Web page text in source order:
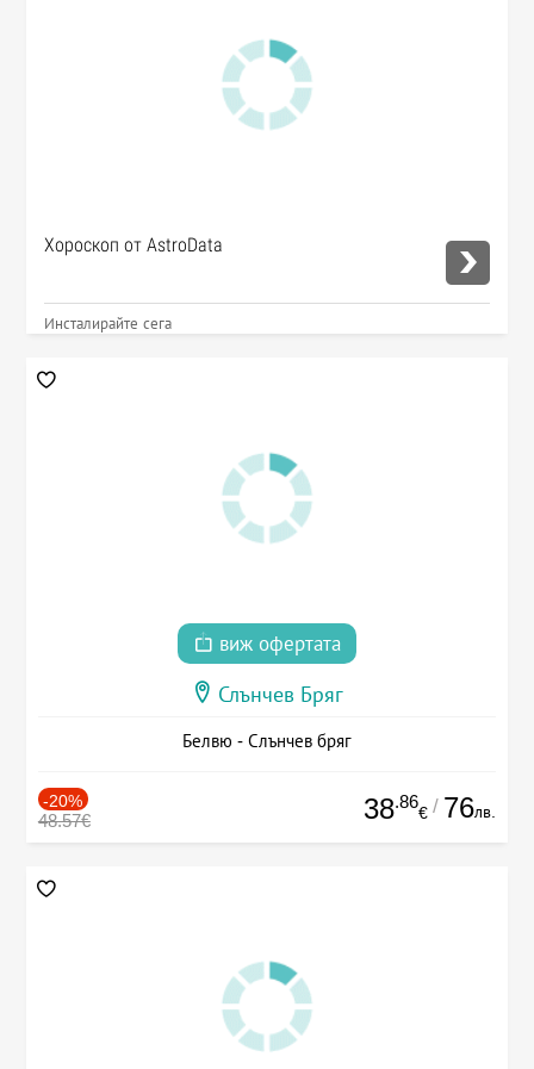
Хороскоп от AstroData
Инсталирайте сега
виж офертата
Слънчев Бряг
Белвю - Слънчев бряг
-20%
48.57€ 38.86
€ / 76лв.